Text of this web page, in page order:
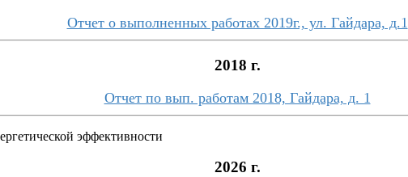
Отчет о выполненных работах 2019г., ул. Гайдара, д.1
2018 г.
Отчет по вып. работам 2018, Гайдара, д. 1
эффективности
2026 г.